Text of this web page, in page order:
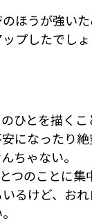
ほうが強い
プしたでし
ひとを描くこ
になったり
ちゃない。
つのことに集
るけど、お